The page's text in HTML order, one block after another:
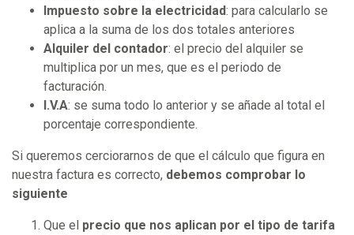
Impuesto sobre la electricidad: para calcularlo se
aplica a la suma de los dos totales anteriores
Alquiler del contador: el precio del alquiler se
multiplica por un mes, que es el periodo de
facturación.
I.V.A: se suma todo lo anterior y se añade al total el
porcentaje correspondiente.
Si queremos cerciorarnos de que el cálculo que figura en
nuestra factura es correcto, debemos comprobar lo
siguiente
Que el precio que nos aplican por el tipo de tarifa